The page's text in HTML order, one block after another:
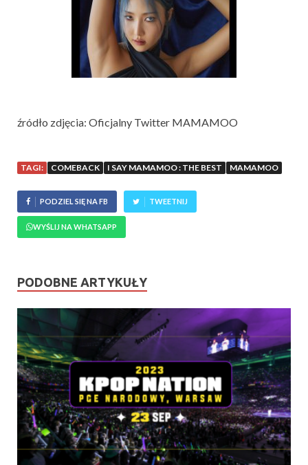
źródło zdjęcia: Oficjalny Twitter MAMAMOO
TAGI: COMEBACK I SAY MAMAMOO : THE BEST MAMAMOO
PODZIEL SIĘ NA FB TWEETNIJ
WYŚLIJ NA WHATSAPP
PODOBNE ARTYKUŁY